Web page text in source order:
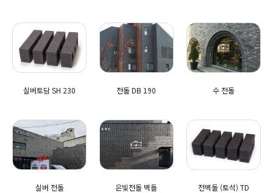
실버토담 SH 230 전돌 DB 190 수 전돌
실버 전돌 은빛전돌 벽돌 전벽돌 (토석) TD